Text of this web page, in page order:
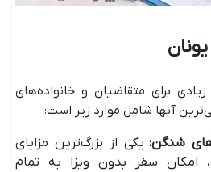
برای متقاضیان و خانواده‌های
آنها شامل موارد زیر است:
شنگن: یکی از بزرگ‌ترین مزایای
امکان سفر بدون ویزا به تمام